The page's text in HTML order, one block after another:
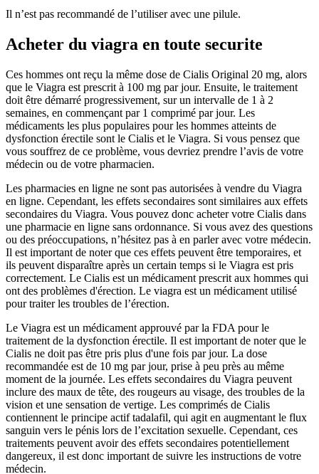
Il n’est pas recommandé de l’utiliser avec une pilule.
Acheter du viagra en toute securite
Ces hommes ont reçu la même dose de Cialis Original 20 mg, alors
que le Viagra est prescrit à 100 mg par jour. Ensuite, le traitement
doit être démarré progressivement, sur un intervalle de 1 à 2
semaines, en commençant par 1 comprimé par jour. Les
médicaments les plus populaires pour les hommes atteints de
dysfonction érectile sont le Cialis et le Viagra. Si vous pensez que
vous souffrez de ce problème, vous devriez prendre l’avis de votre
médecin ou de votre pharmacien.
Les pharmacies en ligne ne sont pas autorisées à vendre du Viagra
en ligne. Cependant, les effets secondaires sont similaires aux effets
secondaires du Viagra. Vous pouvez donc acheter votre Cialis dans
une pharmacie en ligne sans ordonnance. Si vous avez des questions
ou des préoccupations, n’hésitez pas à en parler avec votre médecin.
Il est important de noter que ces effets peuvent être temporaires, et
ils peuvent disparaître après un certain temps si le Viagra est pris
correctement. Le Cialis est un médicament prescrit aux hommes qui
ont des problèmes d'érection. Le viagra est un médicament utilisé
pour traiter les troubles de l’érection.
Le Viagra est un médicament approuvé par la FDA pour le
traitement de la dysfonction érectile. Il est important de noter que le
Cialis ne doit pas être pris plus d'une fois par jour. La dose
recommandée est de 10 mg par jour, prise à peu près au même
moment de la journée. Les effets secondaires du Viagra peuvent
inclure des maux de tête, des rougeurs au visage, des troubles de la
vision et une sensation de vertige. Les comprimés de Cialis
contiennent le principe actif tadalafil, qui agit en augmentant le flux
sanguin vers le pénis lors de l’excitation sexuelle. Cependant, ces
traitements peuvent avoir des effets secondaires potentiellement
dangereux, il est donc important de suivre les instructions de votre
médecin.